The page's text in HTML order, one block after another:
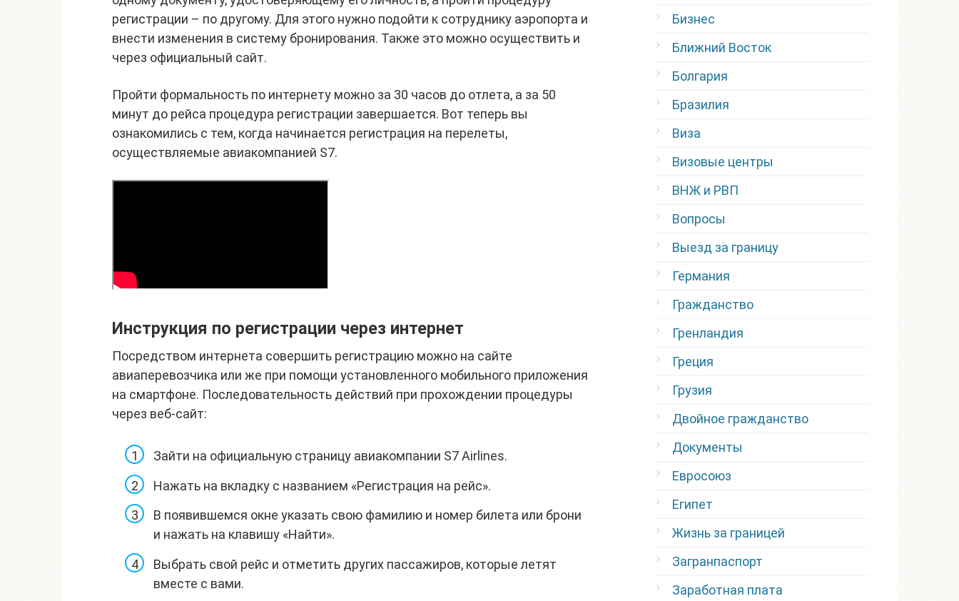
регистрации – по другому. Для этого нужно подойти к сотруднику аэропорта и
внести изменения в систему бронирования. Также это можно осуществить и
через официальный сайт.
Пройти формальность по интернету можно за 30 часов до отлета, а за 50
минут до рейса процедура регистрации завершается. Вот теперь вы
ознакомились с тем, когда начинается регистрация на перелеты,
осуществляемые авиакомпанией S7.
Инструкция по регистрации через интернет
Посредством интернета совершить регистрацию можно на сайте
авиаперевозчика или же при помощи установленного мобильного приложения
на смартфоне. Последовательность действий при прохождении процедуры
через веб-сайт:
Зайти на официальную страницу авиакомпании S7 Airlines.
Нажать на вкладку с названием «Регистрация на рейс».
В появившемся окне указать свою фамилию и номер билета или брони
и нажать на клавишу «Найти».
Выбрать свой рейс и отметить других пассажиров, которые летят
вместе с вами.
Бизнес
Ближний Восток
Болгария
Бразилия
Виза
Визовые центры
ВНЖ и РВП
Вопросы
Выезд за границу
Германия
Гражданство
Гренландия
Греция
Грузия
Двойное гражданство
Документы
Евросоюз
Египет
Жизнь за границей
Загранпаспорт
Заработная плата